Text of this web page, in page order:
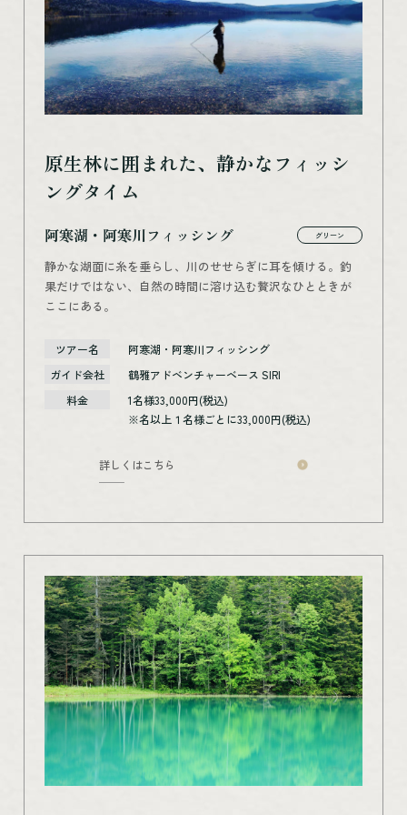
原生林に囲まれた、静かなフィッシ
ングタイム
阿寒湖・阿寒川フィッシング グリーン
静かな湖面に糸を垂らし、川のせせらぎに耳を傾ける。釣
果だけではない、自然の時間に溶け込む贅沢なひとときが
ここにある。
ツアー名
阿寒湖・阿寒川フィッシング
ガイド会社
鶴雅アドベンチャーベース SIRI
料金
1名様33,000円(税込)
※名以上１名様ごとに33,000円(税込)
詳しくはこちら